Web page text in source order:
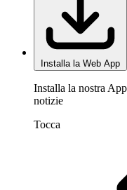
Installa la Web App
Installa la nostra
notizie
Tocca